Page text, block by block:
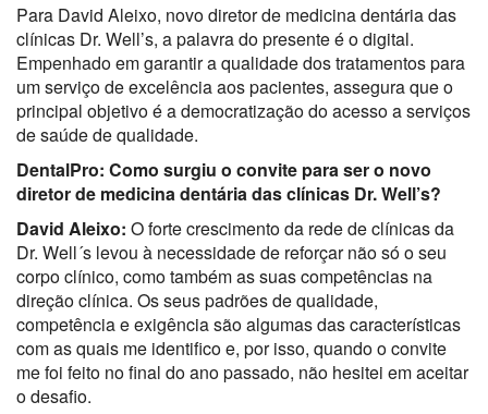
Para David Aleixo, novo diretor de medicina dentária das
clínicas Dr. Well’s, a palavra do presente é o digital.
Empenhado em garantir a qualidade dos tratamentos para
um serviço de excelência aos pacientes, assegura que o
principal objetivo é a democratização do acesso a serviços
de saúde de qualidade.
DentalPro: Como surgiu o convite para ser o novo
diretor de medicina dentária das clínicas Dr. Well’s?
David Aleixo: O forte crescimento da rede de clínicas da
Dr. Well´s levou à necessidade de reforçar não só o seu
corpo clínico, como também as suas competências na
direção clínica. Os seus padrões de qualidade,
competência e exigência são algumas das características
com as quais me identifico e, por isso, quando o convite
me foi feito no final do ano passado, não hesitei em aceitar
o desafio.